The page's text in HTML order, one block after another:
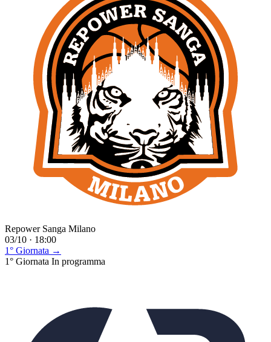
Repower Sanga Milano
03/10 · 18:00
1° Giornata →
1° Giornata In programma